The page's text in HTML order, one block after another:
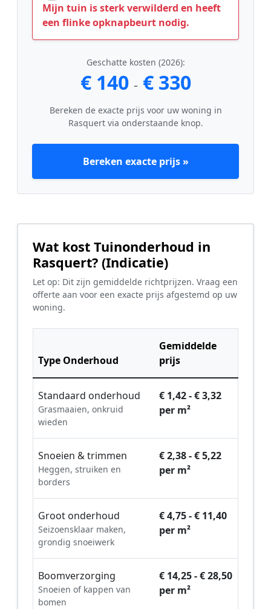
Mijn tuin is sterk verwilderd en heeft
een flinke opknapbeurt nodig.
Geschatte kosten (2026):
€ 140 - € 330
Bereken de exacte prijs voor uw woning in
Rasquert via onderstaande knop.
Bereken exacte prijs »
Wat kost Tuinonderhoud in
Rasquert? (Indicatie)
Let op: Dit zijn gemiddelde richtprijzen. Vraag een
offerte aan voor een exacte prijs afgestemd op uw
woning.
Type Onderhoud
Gemiddelde
prijs
Standaard onderhoud
Grasmaaien, onkruid
wieden
€ 1,42 - € 3,32
per m²
Snoeien & trimmen
Heggen, struiken en
borders
€ 2,38 - € 5,22
per m²
Groot onderhoud
Seizoensklaar maken,
grondig snoeiwerk
€ 4,75 - € 11,40
per m²
Boomverzorging
Snoeien of kappen van
bomen
€ 14,25 - € 28,50
per m²